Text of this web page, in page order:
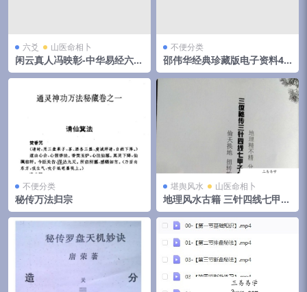
六爻 山医命相卜
闲云真人冯映彰-中华易经六爻
实用预测技术讲义352页
不便分类
邵伟华经典珍藏版电子资料42
部
不便分类
秘传万法归宗
堪舆风水 山医命相卜
地理风水古籍 三针四线七甲子
分金线法（上下册全）